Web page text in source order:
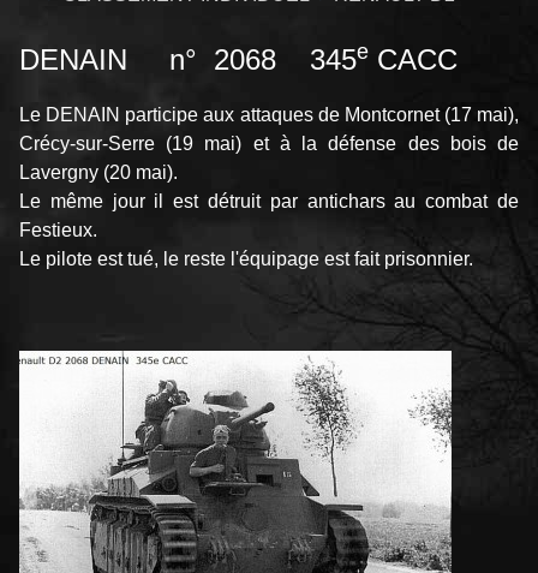
DENAIN n° 2068 345e CACC
Le DENAIN participe aux attaques de Montcornet (17 mai),
Crécy-sur-Serre (19 mai) et à la défense des bois de
Lavergny (20 mai).
Le même jour il est détruit par antichars au combat de
Festieux.
Le pilote est tué, le reste l'équipage est fait prisonnier.